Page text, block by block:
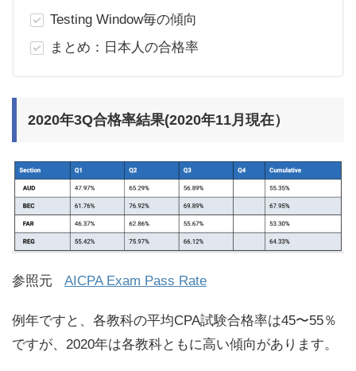
Testing Window毎の傾向
まとめ：日本人の合格率
2020年3Q合格率結果(2020年11月現在）
参照元 AICPA Exam Pass Rate
例年ですと、各教科の平均CPA試験合格率は45〜55％
ですが、2020年は各教科ともに高い傾向があります。